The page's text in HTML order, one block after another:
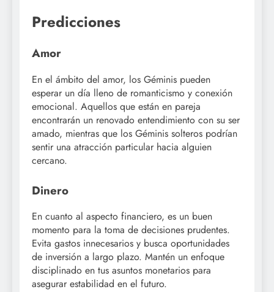
Predicciones
Amor
En el ámbito del amor, los Géminis pueden
esperar un día lleno de romanticismo y conexión
emocional. Aquellos que están en pareja
encontrarán un renovado entendimiento con su ser
amado, mientras que los Géminis solteros podrían
sentir una atracción particular hacia alguien
cercano.
Dinero
En cuanto al aspecto financiero, es un buen
momento para la toma de decisiones prudentes.
Evita gastos innecesarios y busca oportunidades
de inversión a largo plazo. Mantén un enfoque
disciplinado en tus asuntos monetarios para
asegurar estabilidad en el futuro.